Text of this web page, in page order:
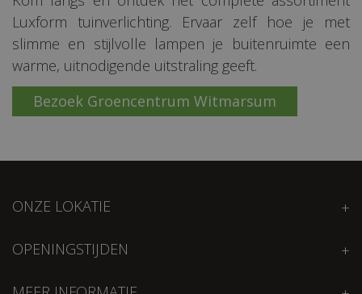
Luxform tuinverlichting. Ervaar zelf hoe je met
slimme en stijlvolle lampen je buitenruimte een
warme, uitnodigende uitstraling geeft.
Bezoek Groencentrum Witmarsum
ONZE LOKATIE
OPENINGSTIJDEN